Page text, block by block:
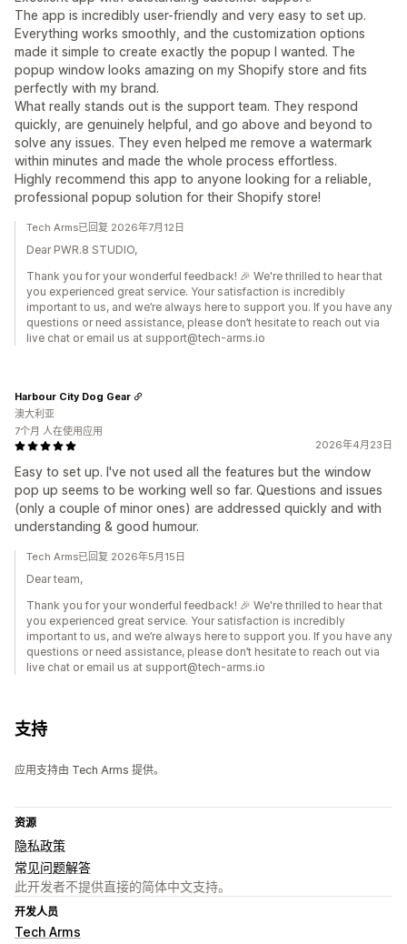
The app is incredibly user-friendly and very easy to set up.
Everything works smoothly, and the customization options
made it simple to create exactly the popup I wanted. The
popup window looks amazing on my Shopify store and fits
perfectly with my brand.
What really stands out is the support team. They respond
quickly, are genuinely helpful, and go above and beyond to
solve any issues. They even helped me remove a watermark
within minutes and made the whole process effortless.
Highly recommend this app to anyone looking for a reliable,
professional popup solution for their Shopify store!
Tech Arms已回复 2026年7月12日
Dear PWR.8 STUDIO,
Thank you for your wonderful feedback! 🎉 We're thrilled to hear that
you experienced great service. Your satisfaction is incredibly
important to us, and we’re always here to support you. If you have any
questions or need assistance, please don’t hesitate to reach out via
live chat or email us at support@tech-arms.io
2026年4月23日
Easy to set up. I've not used all the features but the window
pop up seems to be working well so far. Questions and issues
(only a couple of minor ones) are addressed quickly and with
understanding & good humour.
Harbour City Dog Gear
澳大利亚
7个月 人在使用应用
Tech Arms已回复 2026年5月15日
Dear team,
Thank you for your wonderful feedback! 🎉 We're thrilled to hear that
you experienced great service. Your satisfaction is incredibly
important to us, and we’re always here to support you. If you have any
questions or need assistance, please don’t hesitate to reach out via
live chat or email us at support@tech-arms.io
支持
应用支持由 Tech Arms 提供。
资源
隐私政策
常见问题解答
此开发者不提供直接的简体中文支持。
开发人员
Tech Arms